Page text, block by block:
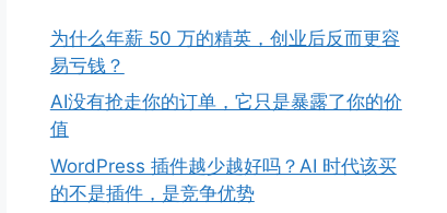
为什么年薪 50 万的精英，创业后反而更容
易亏钱？
AI没有抢走你的订单，它只是暴露了你的价
值
WordPress 插件越少越好吗？AI 时代该买
的不是插件，是竞争优势